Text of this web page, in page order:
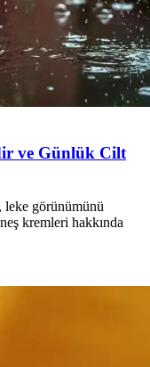
ve Günlük Cilt
leke görünümünü
kremleri hakkında